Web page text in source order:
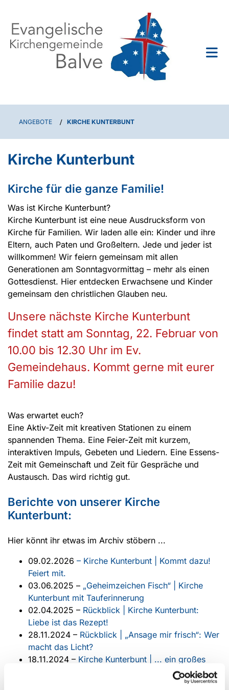
ANGEBOTE / KIRCHE KUNTERBUNT
Kirche Kunterbunt
Kirche für die ganze Familie!
Was ist Kirche Kunterbunt?
Kirche Kunterbunt ist eine neue Ausdrucksform von
Kirche für Familien. Wir laden alle ein: Kinder und ihre
Eltern, auch Paten und Großeltern. Jede und jeder ist
willkommen! Wir feiern gemeinsam mit allen
Generationen am Sonntagvormittag – mehr als einen
Gottesdienst. Hier entdecken Erwachsene und Kinder
gemeinsam den christlichen Glauben neu.
Unsere nächste Kirche Kunterbunt
findet statt am Sonntag, 22. Februar von
10.00 bis 12.30 Uhr im Ev.
Gemeindehaus. Kommt gerne mit eurer
Familie dazu!
Was erwartet euch?
Eine Aktiv-Zeit mit kreativen Stationen zu einem
spannenden Thema. Eine Feier-Zeit mit kurzem,
interaktiven Impuls, Gebeten und Liedern. Eine Essens-
Zeit mit Gemeinschaft und Zeit für Gespräche und
Austausch. Das wird richtig gut.
Berichte von unserer Kirche
Kunterbunt:
Hier könnt ihr etwas im Archiv stöbern ...
09.02.2026 – Kirche Kunterbunt | Kommt dazu!
Feiert mit.
03.06.2025 – „Geheimzeichen Fisch“ | Kirche
Kunterbunt mit Tauferinnerung
02.04.2025 – Rückblick | Kirche Kunterbunt:
Liebe ist das Rezept!
28.11.2024 – Rückblick | „​Ansage mir frisch“: Wer
macht das Licht?
18.11.2024 – Kirche Kunterbunt | ... ein großes
„Ein dickes Dankeschön für den